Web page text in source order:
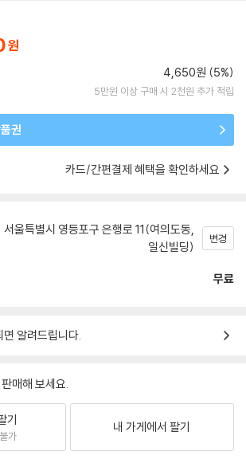
4,650원 (5%)
5만원 이상 구매 시 2천원 추가 적립
권
카드/간편결제 혜택을 확인하세요
서울특별시 영등포구 은행로 11(여의도동,
일신빌딩)
변경
무료
알려드립니다.
매해 보세요.
기
가
내 가게에서 팔기